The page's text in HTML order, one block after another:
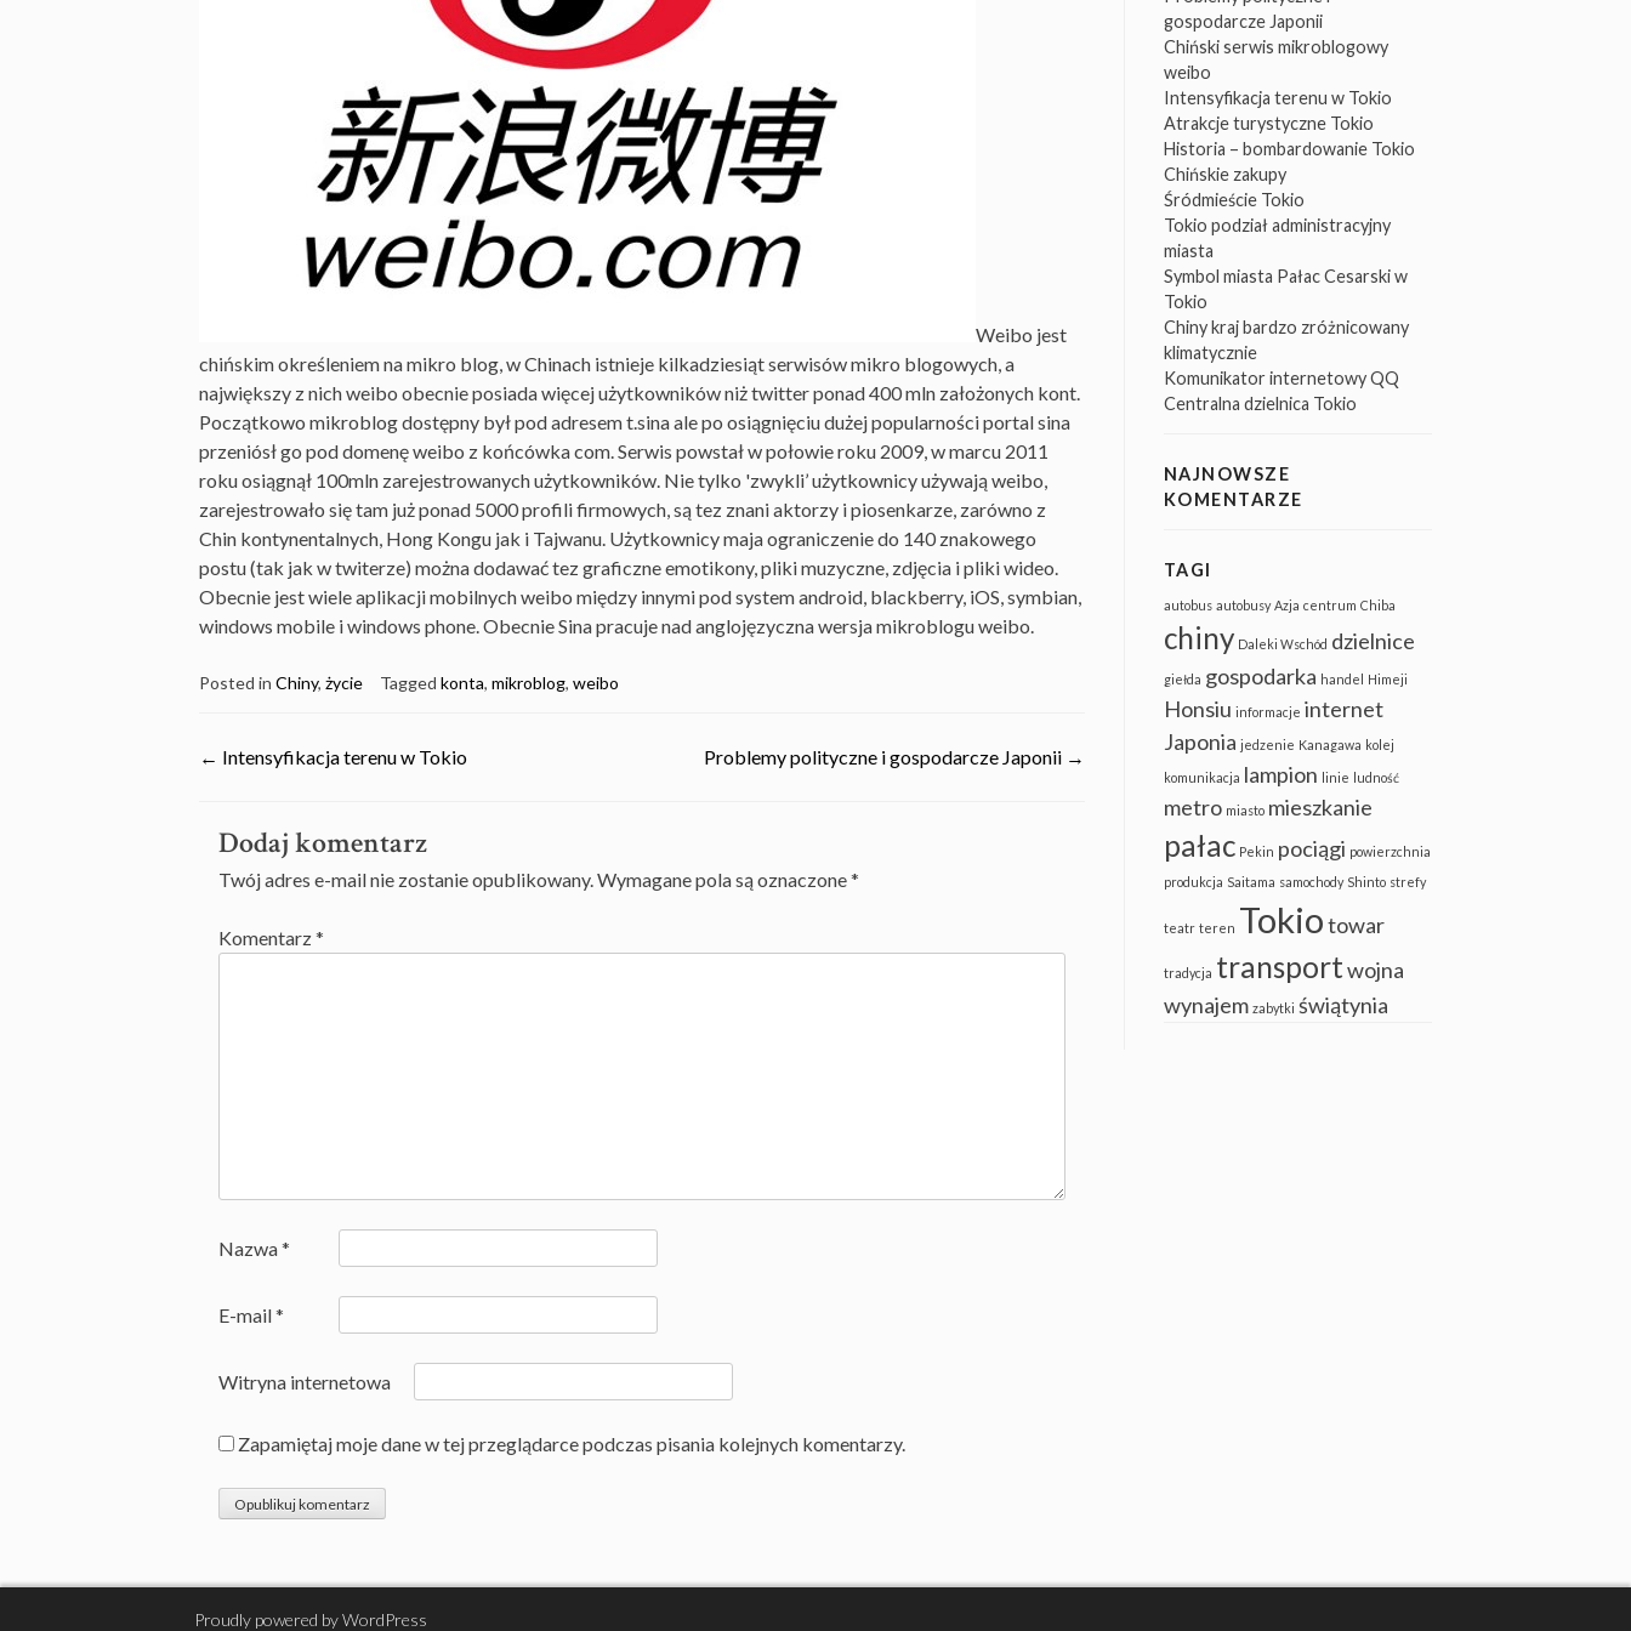
Weibo jest
chińskim określeniem na mikro blog, w Chinach istnieje kilkadziesiąt serwisów mikro blogowych, a
największy z nich weibo obecnie posiada więcej użytkowników niż twitter ponad 400 mln założonych kont.
Początkowo mikroblog dostępny był pod adresem t.sina ale po osiągnięciu dużej popularności portal sina
przeniósł go pod domenę weibo z końcówka com. Serwis powstał w połowie roku 2009, w marcu 2011
roku osiągnął 100mln zarejestrowanych użytkowników. Nie tylko 'zwykli’ użytkownicy używają weibo,
zarejestrowało się tam już ponad 5000 profili firmowych, są tez znani aktorzy i piosenkarze, zarówno z
Chin kontynentalnych, Hong Kongu jak i Tajwanu. Użytkownicy maja ograniczenie do 140 znakowego
postu (tak jak w twiterze) można dodawać tez graficzne emotikony, pliki muzyczne, zdjęcia i pliki wideo.
Obecnie jest wiele aplikacji mobilnych weibo między innymi pod system android, blackberry, iOS, symbian,
windows mobile i windows phone. Obecnie Sina pracuje nad anglojęzyczna wersja mikroblogu weibo.
Posted in Chiny, życie Tagged konta, mikroblog, weibo
Post
navigation
← Intensyfikacja terenu w Tokio Problemy polityczne i gospodarcze Japonii →
Dodaj komentarz
Twój adres e-mail nie zostanie opublikowany.Wymagane pola są oznaczone*
Komentarz*
Nazwa*
E-mail*
Witryna internetowa
Zapamiętaj moje dane w tej przeglądarce podczas pisania kolejnych komentarzy.
gospodarcze Japonii
Chiński serwis mikroblogowy
weibo
Intensyfikacja terenu w Tokio
Atrakcje turystyczne Tokio
Historia – bombardowanie Tokio
Chińskie zakupy
Śródmieście Tokio
Tokio podział administracyjny
miasta
Symbol miasta Pałac Cesarski w
Tokio
Chiny kraj bardzo zróżnicowany
klimatycznie
Komunikator internetowy QQ
Centralna dzielnica Tokio
NAJNOWSZE
KOMENTARZE
TAGI
autobus autobusy Azja centrum Chiba
chiny Daleki Wschód dzielnice
giełda gospodarka handel Himeji
Honsiu informacje internet
Japonia jedzenie Kanagawa kolej
komunikacja lampion linie ludność
metro miasto mieszkanie
pałac Pekin pociągi powierzchnia
produkcja Saitama samochody Shinto strefy
teatr teren Tokiotowar
tradycja transportwojna
wynajem zabytki świątynia
Proudly powered by WordPress